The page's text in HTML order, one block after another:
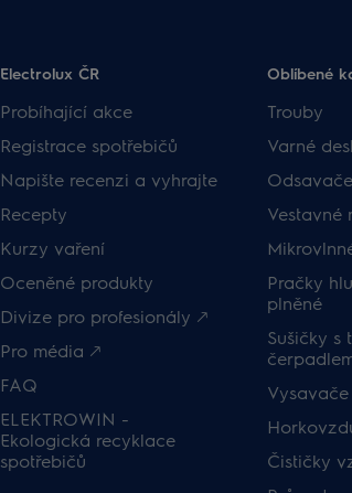
Electrolux ČR
Probíhající akce
Registrace spotřebičů
Napište recenzi a vyhrajte
Recepty
Kurzy vaření
Oceněné produkty
Divize pro profesionály 🡕
Pro média 🡕
FAQ
ELEKTROWIN -
Ekologická recyklace
spotřebičů
Oblíbené
Trouby
Varné
Vestavné
Pračky
plněné
Sušičky s
Vysavače
Čističky